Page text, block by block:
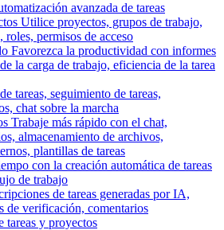
avanzada de tareas
Utilice proyectos, grupos de trabajo,
permisos de acceso
Favorezca la productividad con informes
la carga de trabajo, eficiencia de la tarea
tareas, seguimiento de tareas,
chat sobre la marcha
Trabaje más rápido con el chat,
almacenamiento de archivos,
plantillas de tareas
con la creación automática de tareas
de trabajo
de tareas generadas por IA,
de verificación, comentarios
tareas y proyectos